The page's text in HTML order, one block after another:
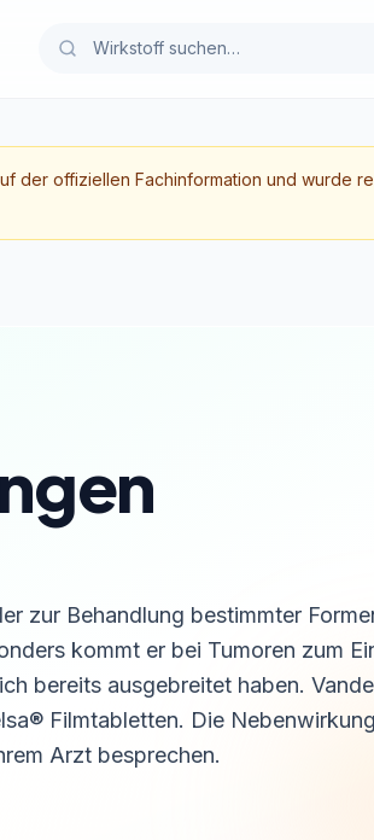
der offiziellen Fachinformation und wurde
zur Behandlung bestimmter
kommt er bei Tumoren zum
bereits ausgebreitet haben.
Filmtabletten. Die
Arzt besprechen.